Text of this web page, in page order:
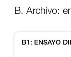
B. Archivo:
B1: ENSAYO